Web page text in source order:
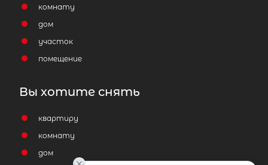
комнату
дом
участок
помещение
Вы хотите снять
квартиру
комнату
дом